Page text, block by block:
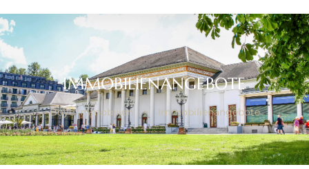
IMMOBILIENANGEBOTE
Boyé Immobilien > Immobilienangebote